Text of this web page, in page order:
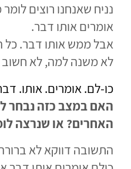
נניח שאנחנו רוצים
אומרים אותו דבר.
אבל ממש אותו דבר. כל
לא משנה למה, לא חשוב
כו-לם. אומרים. אותו.
האם במצב כזה נבחר
האחרים? או שנרצה
התשובה דווקא לא